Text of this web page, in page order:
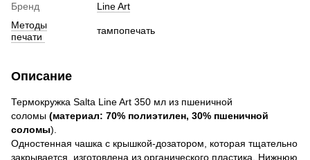
Бренд
Line Art
Методы
печати
тампопечать
Описание
Термокружка Salta Line Art 350 мл из пшеничной
соломы (материал: 70% полиэтилен, 30% пшеничной
соломы).
Одностенная чашка с крышкой-дозатором, которая тщательно
закрывается, изготовлена ​​из органического пластика. Нижнюю